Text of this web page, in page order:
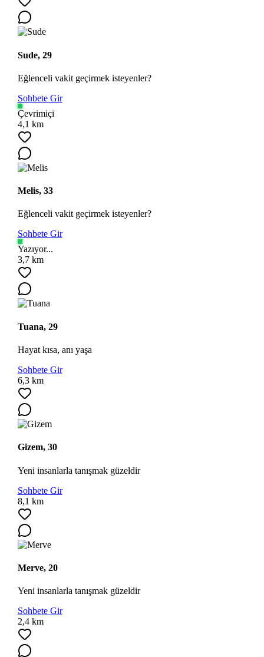
Sude, 29
Eğlenceli vakit geçirmek isteyenler?
Sohbete Gir
Çevrimiçi
4,1 km
Melis, 33
Eğlenceli vakit geçirmek isteyenler?
Sohbete Gir
Yazıyor...
3,7 km
Tuana, 29
Hayat kısa, anı yaşa
Sohbete Gir
6,3 km
Gizem, 30
Yeni insanlarla tanışmak güzeldir
Sohbete Gir
8,1 km
Merve, 20
Yeni insanlarla tanışmak güzeldir
Sohbete Gir
2,4 km